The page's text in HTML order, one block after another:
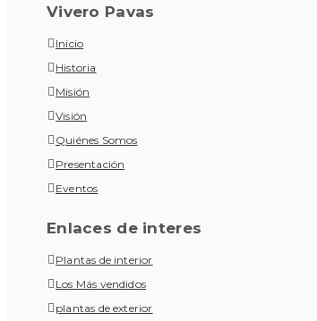
Vivero Pavas
Inicio
Historia
Misión
Visión
Quiénes Somos
Presentación
Eventos
Enlaces de interes
Plantas de interior
Los Más vendidos
plantas de exterior